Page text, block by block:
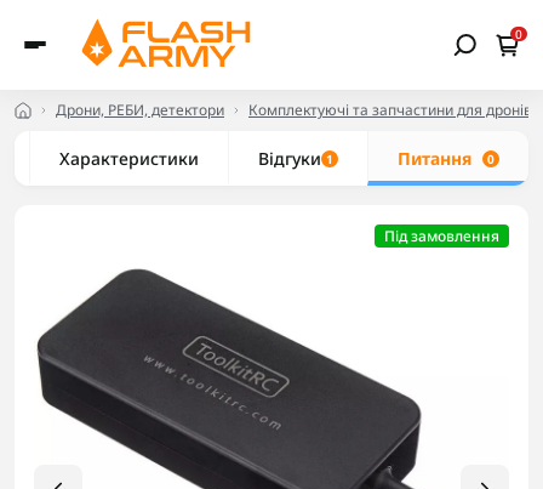
0
Дрони, РЕБИ, детектори Комплектуючі та запчастини для дронів
Характеристики Відгуки 1 Питання 0
Під замовлення